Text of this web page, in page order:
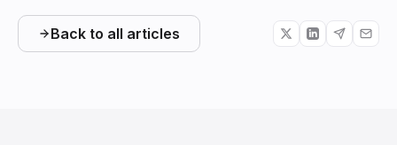
Back to all articles